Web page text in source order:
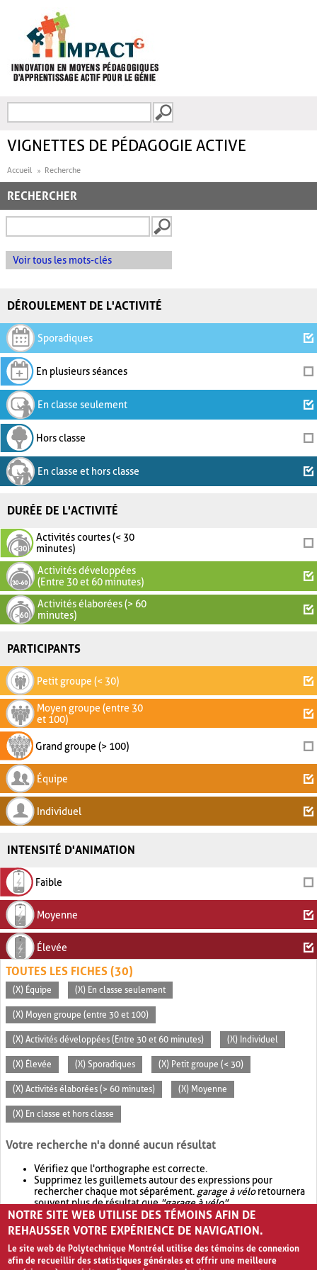
FORMULAIRE DE
VIGNETTES DE PÉDAGOGIE ACTIVE
Accueil Recherche
RECHERCHER
Voir tous les mots-clés
DÉROULEMENT DE L'ACTIVITÉ
Sporadiques
En plusieurs séances
En classe seulement
Hors classe
En classe et hors classe
DURÉE DE L'ACTIVITÉ
Activités courtes (< 30
minutes)
Activités développées
(Entre 30 et 60 minutes)
Activités élaborées (> 60
minutes)
PARTICIPANTS
Petit groupe (< 30)
Moyen groupe (entre 30
et 100)
Grand groupe (> 100)
Équipe
Individuel
INTENSITÉ D'ANIMATION
Faible
Moyenne
Élevée
TOUTES LES FICHES (30)
(X) Équipe (X) En classe seulement
(X) Moyen groupe (entre 30 et 100)
(X) Activités développées (Entre 30 et 60 minutes) (X) Individuel
(X) Élevée (X) Sporadiques (X) Petit groupe (< 30)
(X) Activités élaborées (> 60 minutes) (X) Moyenne
(X) En classe et hors classe
Votre recherche n'a donné aucun résultat
Vérifiez que l'orthographe est correcte.
Supprimez les guillemets autour des expressions pour
rechercher chaque mot séparément. garage à véloretournera
souvent plus de résultat que"garage à vélo".
Envisagez d'élargir votre recherche avec OR.garage OR vélo
retournera souvent plus de résultat quegarage à vélo
NOTRE SITE WEB UTILISE DES TÉMOINS AFIN DE
REHAUSSER VOTRE EXPÉRIENCE DE NAVIGATION.
Le site web de Polytechnique Montréal utilise des témoins de connexion
afin de recueillir des statistiques générales et offrir une meilleure